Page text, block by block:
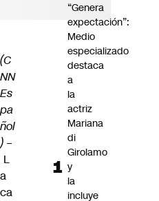
(C
NN
Es
pa
ñol
) –
L
a
ca
“Genera
expectación”:
Medio
especializado
destaca
a
la
actriz
Mariana
di
Girolamo
y
la
incluye